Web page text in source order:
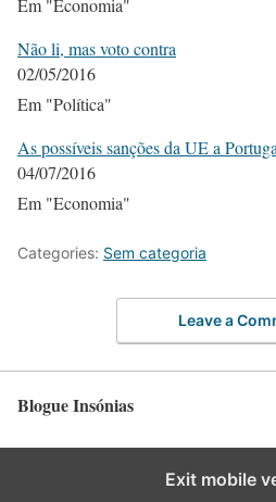
Em "Economia"
Não li, mas voto contra
02/05/2016
Em "Política"
As possíveis sanções da UE a
04/07/2016
Em "Economia"
Categories: Sem categoria
Leave a
Blogue Insónias
Exit mobile